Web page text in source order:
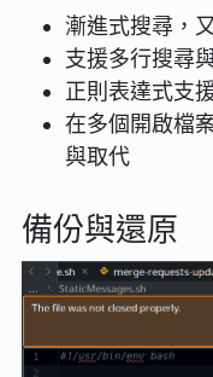
漸進式搜尋，
支援多行搜尋
正則表達式支
在多個開啟檔
與取代
備份與還原